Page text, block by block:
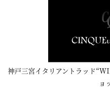
神戸三宮イタリアントラッド
ョ